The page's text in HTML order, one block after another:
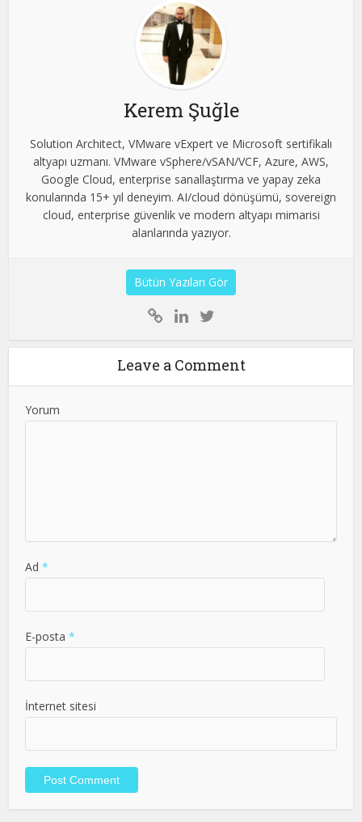
Kerem Şuğle
Solution Architect, VMware vExpert ve Microsoft sertifikalı
altyapı uzmanı. VMware vSphere/vSAN/VCF, Azure, AWS,
Google Cloud, enterprise sanallaştırma ve yapay zeka
konularında 15+ yıl deneyim. AI/cloud dönüşümü, sovereign
cloud, enterprise güvenlik ve modern altyapı mimarisi
alanlarında yazıyor.
Bütün Yazıları Gör
Leave a Comment
Yorum
Ad*
E-posta*
İnternet sitesi